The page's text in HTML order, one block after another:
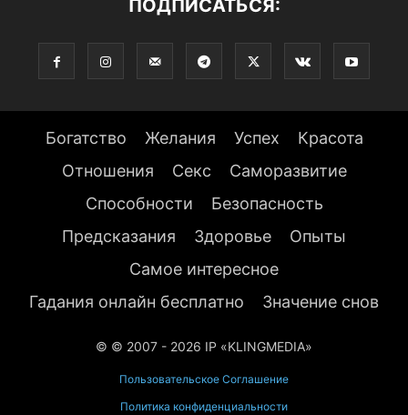
ПОДПИСАТЬСЯ:
Богатство Желания Успех
Красота
Отношения
Секс
Саморазвитие
Способности
Безопасность
Предсказания
Здоровье
Опыты
Самое интересное
Гадания онлайн бесплатно
Значение снов
© © 2007 - 2026 IP «KLINGMEDIA»
Пользовательское Соглашение
Политика конфиденциальности